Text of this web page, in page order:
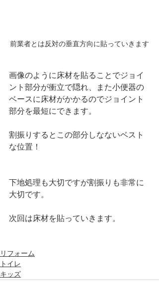
前業者とは反対の垂直方向に貼っていきます
画像のように床材を貼ることでジョイ
ント部分が衝立で隠れ、また小便器の
ベースに床材がかかるのでジョイント
部分を最短にできます。
割振りするとこの部分しなないベスト
な位置！
下地処理も大切ですが割振りも非常に
大切です。
次回は床材を貼っていきます。
リフォーム
トイレ
キッズ